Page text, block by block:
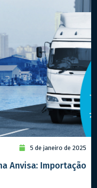
5 de janeiro de 2025
Anvisa: Importação